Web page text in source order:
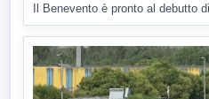
Il Benevento è pronto al debutto